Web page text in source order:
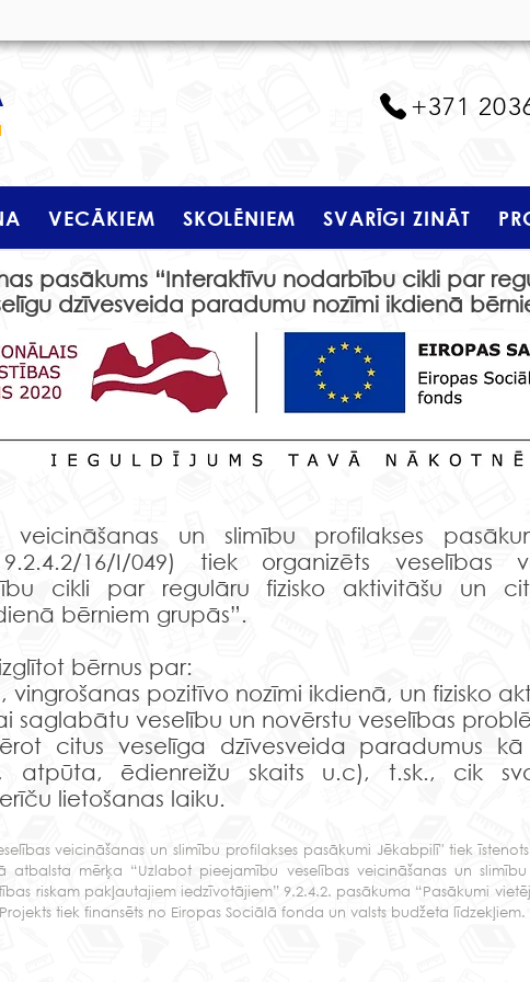
+371
VECĀKIEM SKOLĒNIEM SVARĪGI ZINĀT
pasākums “Interaktīvu nodarbību cikli par
dzīvesveida paradumu nozīmi ikdienā
veicināšanas un slimību profilakses
16/I/049) tiek organizēts veselības
cikli par regulāru fizisko aktivitāšu un
bērniem grupās”.
bērnus par:
vingrošanas pozitīvo nozīmi ikdienā, un fizisko
saglabātu veselību un novērstu veselības
citus veselīga dzīvesveida paradumus
atpūta, ēdienreižu skaits u.c), t.sk., cik
lietošanas laiku.
veicināšanas un slimību profilakses pasākumi Jēkabpilī" tiek
atbalsta mērķa “Uzlabot pieejamību veselības veicināšanas un
riskam pakļautajiem iedzīvotājiem” 9.2.4.2. pasākuma “Pasākumi
tiek finansēts no Eiropas Sociālā fonda un valsts budžeta līdzekļiem.